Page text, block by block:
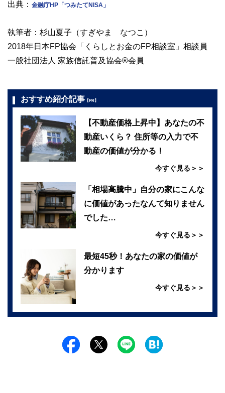
出典： 金融庁HP「つみたてNISA」
執筆者：杉山夏子（すぎやま なつこ）
2018年日本FP協会「くらしとお金のFP相談室」相談員
一般社団法人 家族信託普及協会®会員
おすすめ紹介記事 【PR】
【不動産価格上昇中】あなたの不
動産いくら？ 住所等の入力で不
動産の価値が分かる！
今すぐ見る＞＞
「相場高騰中」自分の家にこんな
に価値があったなんて知りません
でした…
今すぐ見る＞＞
最短45秒！あなたの家の価値が
分かります
今すぐ見る＞＞